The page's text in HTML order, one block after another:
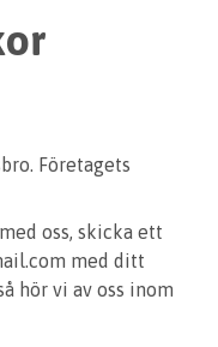
Företagets
oss, skicka ett
med ditt
hör vi av oss inom